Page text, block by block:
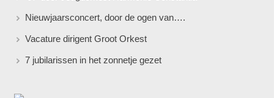
Nieuwjaarsconcert, door de ogen van….
Vacature dirigent Groot Orkest
7 jubilarissen in het zonnetje gezet